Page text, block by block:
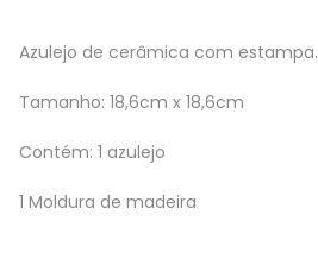
Azulejo de cerâmica com estampa.
Tamanho: 18,6cm x 18,6cm
Contém: 1 azulejo
1 Moldura de madeira